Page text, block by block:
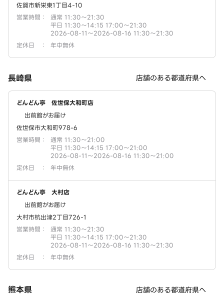
佐賀市新栄東1丁目4-10
営業時間 ：
通常 11:30～21:30
平日 11:30～14:15 17:00～21:30
2026-08-11～2026-08-16 11:30～21:30
定休日
： 年中無休
長崎県 店舗のある都道府県へ
どんどん亭 佐世保大和町店
出前館がお届け
佐世保市大和町978-6
営業時間 ：
通常 11:30～21:00
平日 11:30～14:15 17:00～21:00
2026-08-11～2026-08-16 11:30～21:00
定休日
： 年中無休
どんどん亭 大村店
出前館がお届け
大村市杭出津2丁目726-1
営業時間 ：
通常 11:30～21:30
平日 11:30～14:15 17:00～21:30
2026-08-11～2026-08-16 11:30～21:30
定休日
： 年中無休
熊本県 店舗のある都道府県へ